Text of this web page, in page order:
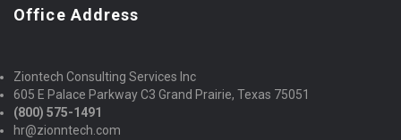
Office Address
Ziontech Consulting Services Inc
605 E Palace Parkway C3 Grand Prairie, Texas 75051
(800) 575-1491
hr@zionntech.com